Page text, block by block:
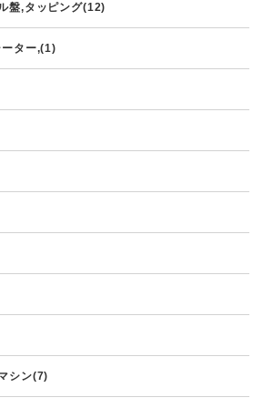
盤,タッピング(12)
ター,(1)
シン(7)